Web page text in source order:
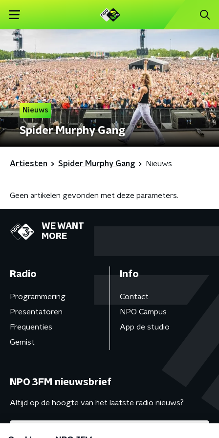
Nieuws
Spider Murphy Gang
Artiesten Spider Murphy Gang Nieuws
Geen artikelen gevonden met deze parameters.
WE WANT
MORE
Radio
Programmering
Presentatoren
Frequenties
Gemist
Info
Contact
NPO Campus
App de studio
NPO 3FM nieuwsbrief
Altijd op de hoogte van het laatste radio nieuws?